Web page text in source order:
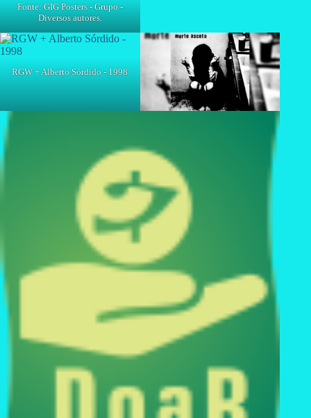
Fonte: GIG Posters - Grupo -
Diversos autores.
RGW + Alberto Sórdido - 1998